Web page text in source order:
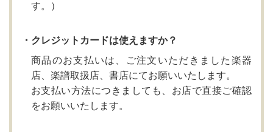
す。）
・クレジットカードは使えますか？
商品のお支払いは、ご注文いただきました楽器
店、楽譜取扱店、書店にてお願いいたします。
お支払い方法につきましても、お店で直接ご確認
をお願いいたします。